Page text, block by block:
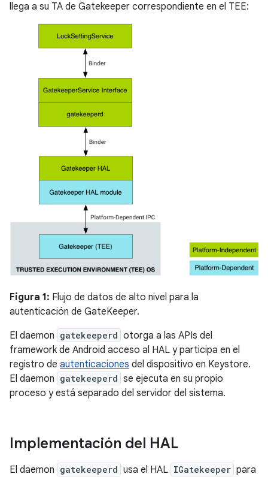
llega a su TA de Gatekeeper correspondiente en el TEE:
Figura 1: Flujo de datos de alto nivel para la
autenticación de GateKeeper.
El daemon gatekeeperd otorga a las APIs del
framework de Android acceso al HAL y participa en el
registro de autenticaciones del dispositivo en Keystore.
El daemon gatekeeperd se ejecuta en su propio
proceso y está separado del servidor del sistema.
Implementación del HAL
El daemon gatekeeperd usa el HAL IGatekeeper para